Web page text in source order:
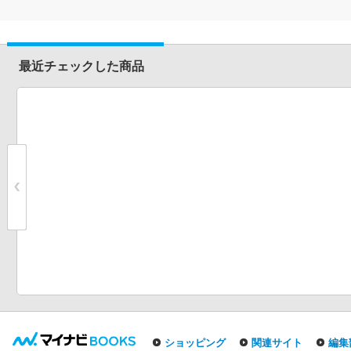
最近チェックした商品
ショッピング 関連サイト 編集